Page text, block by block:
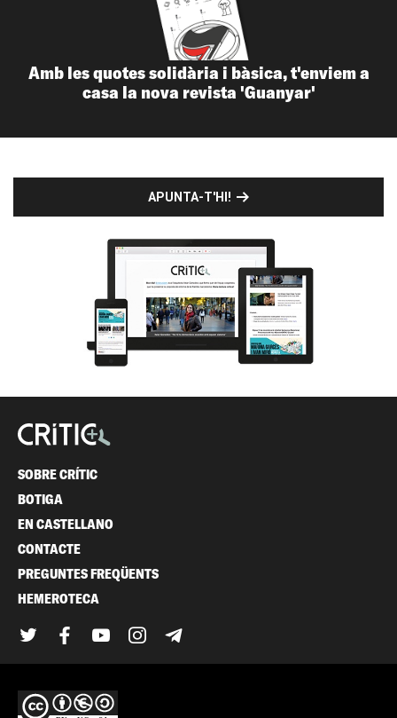
Amb les quotes solidària i bàsica, t'enviem a
casa la nova revista 'Guanyar'
APUNTA-T'HI!
SOBRE CRÍTIC
BOTIGA
EN CASTELLANO
CONTACTE
PREGUNTES FREQÜENTS
HEMEROTECA
TwitterFacebook
YouTubeInstagram